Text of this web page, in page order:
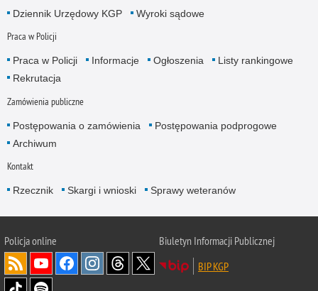
Dziennik Urzędowy KGP Wyroki sądowe
Praca w Policji
Praca w Policji Informacje Ogłoszenia
Listy rankingowe
Rekrutacja
Zamówienia publiczne
Postępowania o zamówienia
Postępowania podprogowe
Archiwum
Kontakt
Rzecznik Skargi i wnioski Sprawy weteranów
Policjaonline
Biuletyn Informacji Publicznej
BIP KGP